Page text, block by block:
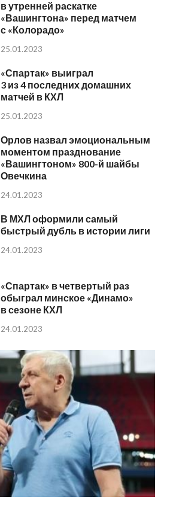
в утренней раскатке
«Вашингтона» перед матчем
с «Колорадо»
25.01.2023
«Спартак» выиграл
3 из 4 последних домашних
матчей в КХЛ
25.01.2023
Орлов назвал эмоциональным
моментом празднование
«Вашингтоном» 800-й шайбы
Овечкина
24.01.2023
В МХЛ оформили самый
быстрый дубль в истории лиги
24.01.2023
«Спартак» в четвертый раз
обыграл минское «Динамо»
в сезоне КХЛ
24.01.2023